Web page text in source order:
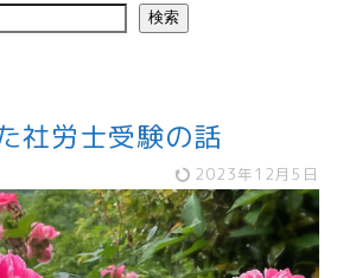
検索
社労士受験の話
2023年12月5日